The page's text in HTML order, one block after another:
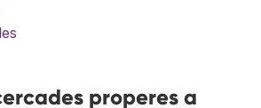
properes a